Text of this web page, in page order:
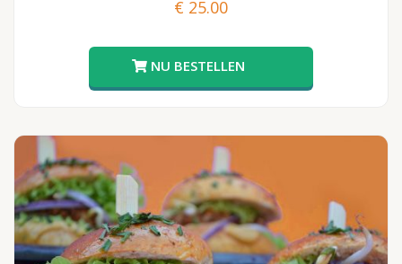
€ 25.00